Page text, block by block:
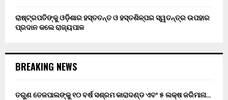
ରାଷ୍ଟ୍ରପତିଙ୍କୁ ଓଡ଼ିଶାର ହସ୍ତତନ୍ତ ଓ ହସ୍ତଶିଳ୍ପର ସ୍ୱତନ୍ତ୍ର ଉପହାର
ପ୍ରଦାନ କଲେ ରାଜ୍ୟପାଳ
BREAKING NEWS
ତରୁଣ ତେଜପାଲଙ୍କୁ ୧୦ ବର୍ଷ ସଶ୍ରମ କାରାଦଣ୍ଡ ଏବଂ ₹୫ ଲକ୍ଷ ଜରିମାନା…